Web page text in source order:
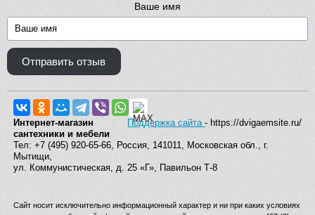
Ваше имя
Отправить отзыв
Поддержка сайта- https://dvigaemsite.ru/
Интернет-магазин
сантехники и мебели
Тел: +7 (495) 920-65-66, Россия, 141011, Московская обл., г.
Мытищи,
ул. Коммунистическая, д. 25 «Г», Павильон Т-8
Сайт носит исключительно информационный характер и ни при каких условиях